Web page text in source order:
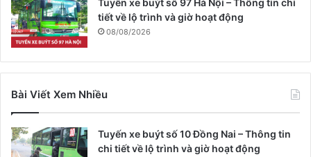
tiết về lộ trình và giờ hoạt động
08/08/2026
Bài Viết Xem Nhiều
Tuyến xe buýt số 10 Đồng Nai – Thông tin
chi tiết về lộ trình và giờ hoạt động